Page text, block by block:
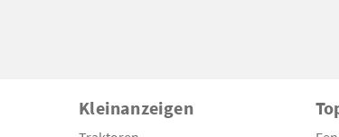
Kleinanzeigen